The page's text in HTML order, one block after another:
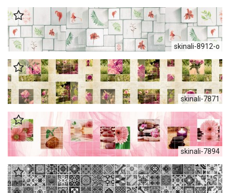
skinali-8912-o
skinali-7871
skinali-7894